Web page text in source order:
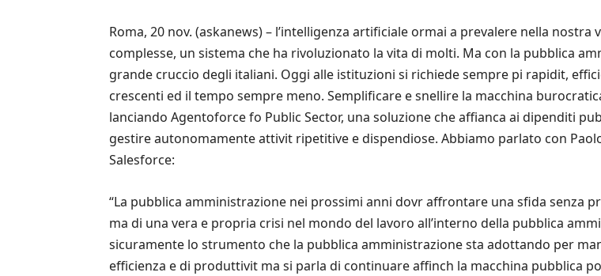
Roma, 20 nov. (askanews) – l’intelligenza artificiale ormai a prevalere nella
complesse, un sistema che ha rivoluzionato la vita di molti. Ma con la pubblica
grande cruccio degli italiani. Oggi alle istituzioni si richiede sempre pi rapidit,
crescenti ed il tempo sempre meno. Semplificare e snellire la macchina
lanciando Agentoforce fo Public Sector, una soluzione che affianca ai dipenditi
gestire autonomamente attivit ripetitive e dispendiose. Abbiamo parlato con
Salesforce:
“La pubblica amministrazione nei prossimi anni dovr affrontare una sfida senza
ma di una vera e propria crisi nel mondo del lavoro all’interno della pubblica
sicuramente lo strumento che la pubblica amministrazione sta adottando per
efficienza e di produttivit ma si parla di continuare affinch la macchina pubblica